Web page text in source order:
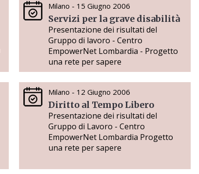
Milano - 15 Giugno 2006
Servizi per la grave disabilità
Presentazione dei risultati del
Gruppo di lavoro - Centro
EmpowerNet Lombardia - Progetto
una rete per sapere
Milano - 12 Giugno 2006
Diritto al Tempo Libero
Presentazione dei risultati del
Gruppo di Lavoro - Centro
EmpowerNet Lombardia Progetto
una rete per sapere